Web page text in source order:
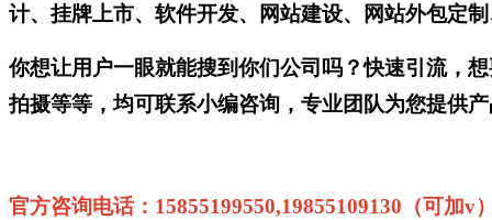
计、挂牌上市、软件开发、网站建设、网站外包定
你想让用户一眼就能搜到你们公司吗？快速引流，
拍摄等等，均可联系小编咨询，专业团队为您提供
官方咨询电话：15855199550,19855109130（可加v